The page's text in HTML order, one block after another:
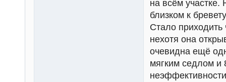
на всём участке.
близком к
Стало приходить
нехотя она
очевидна ещё
мягким седлом и